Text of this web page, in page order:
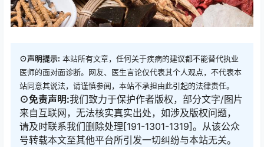
⊙声明提示: 本站所有文章，任何关于疾病的建议都不能替代执业
医师的面对面诊断。网友、医生言论仅代表其个人观点，不代表本
站同意其说法，请谨慎参阅，本站不承担由此引起的法律责任。
⊙免责声明:我们致力于保护作者版权，部分文字/图片
来自互联网，无法核实真实出处，如涉及版权问题，
请及时联系我们删除处理[191-1301-1319]。从该公众
号转载本文至其他平台所引发一切纠纷与本站无关。